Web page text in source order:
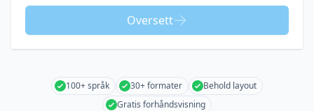
Oversett
100+ språk 30+ formater
Behold layout
Gratis forhåndsvisning